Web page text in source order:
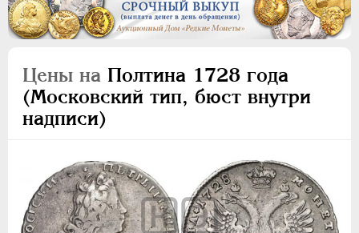
Цены на Полтина 1728 года
(Московский тип, бюст внутри
надписи)
ПEТР I 1699 - 1725
ЕКАТЕРИНА I 1725-1727
Золото
Серебро
Полтина
Медь
Пробные